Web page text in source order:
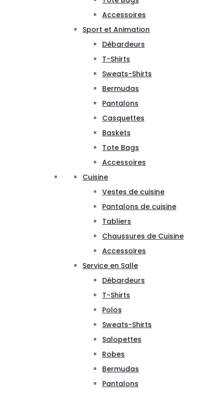
Accessoires
Sport et Animation
Débardeurs
T-Shirts
Sweats-Shirts
Bermudas
Pantalons
Casquettes
Baskets
Tote Bags
Accessoires
Cuisine
Vestes de cuisine
Pantalons de cuisine
Tabliers
Chaussures de Cuisine
Accessoires
Service en Salle
Débardeurs
T-Shirts
Polos
Sweats-Shirts
Salopettes
Robes
Bermudas
Pantalons